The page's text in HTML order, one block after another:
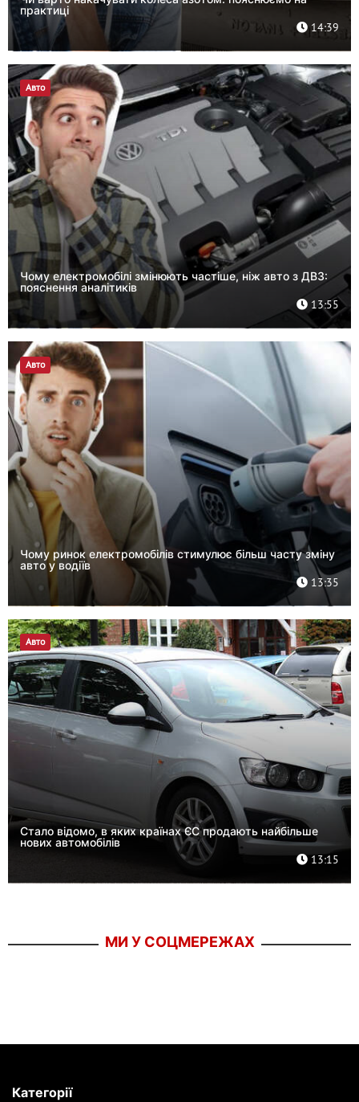
практиці
14:39
Авто
Чому електромобілі змінюють частіше, ніж авто з ДВЗ:
пояснення аналітиків
13:55
Авто
Чому ринок електромобілів стимулює більш часту зміну
авто у водіїв
13:35
Авто
Стало відомо, в яких країнах ЄС продають найбільше
нових автомобілів
13:15
МИ У СОЦМЕРЕЖАХ
Категорії